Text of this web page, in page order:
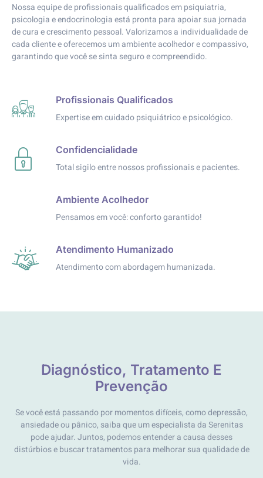
Nossa equipe de profissionais qualificados em psiquiatria,
psicologia e endocrinologia está pronta para apoiar sua jornada
de cura e crescimento pessoal. Valorizamos a individualidade de
cada cliente e oferecemos um ambiente acolhedor e compassivo,
garantindo que você se sinta seguro e compreendido.
Profissionais Qualificados
Expertise em cuidado psiquiátrico e psicológico.
Confidencialidade
Total sigilo entre nossos profissionais e pacientes.
Ambiente Acolhedor
Pensamos em você: conforto garantido!
Atendimento Humanizado
Atendimento com abordagem humanizada.
Diagnóstico, Tratamento E
Prevenção
Se você está passando por momentos difíceis, como depressão,
ansiedade ou pânico, saiba que um especialista da Serenitas
pode ajudar. Juntos, podemos entender a causa desses
distúrbios e buscar tratamentos para melhorar sua qualidade de
vida.